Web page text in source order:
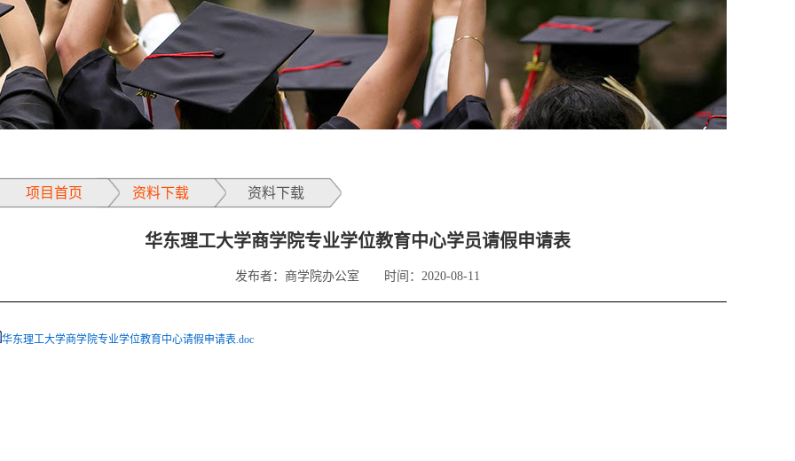
项目首页 资料下载 资料下载
华东理工大学商学院专业学位教育中心学员请假申请表
发布者：商学院办公室 时间：2020-08-11
华东理工大学商学院专业学位教育中心请假申请表.doc